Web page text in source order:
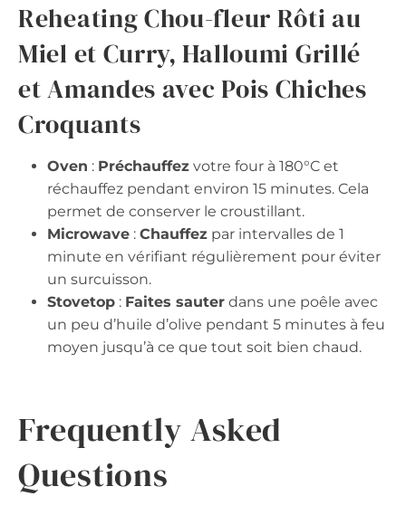
Reheating Chou-fleur Rôti au
Miel et Curry, Halloumi Grillé
et Amandes avec Pois Chiches
Croquants
Oven : Préchauffez votre four à 180°C et
réchauffez pendant environ 15 minutes. Cela
permet de conserver le croustillant.
Microwave : Chauffez par intervalles de 1
minute en vérifiant régulièrement pour éviter
un surcuisson.
Stovetop : Faites sauter dans une poêle avec
un peu d’huile d’olive pendant 5 minutes à feu
moyen jusqu’à ce que tout soit bien chaud.
Frequently Asked
Questions